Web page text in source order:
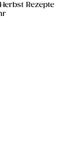
Herbst Rezepte